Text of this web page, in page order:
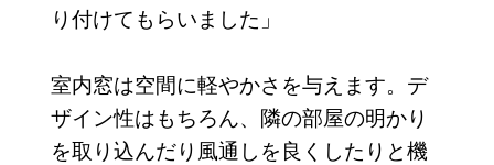
り付けてもらいました」
室内窓は空間に軽やかさを与えます。デ
ザイン性はもちろん、隣の部屋の明かり
を取り込んだり風通しを良くしたりと機